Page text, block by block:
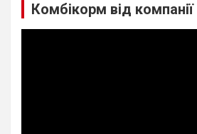
Комбікорм від